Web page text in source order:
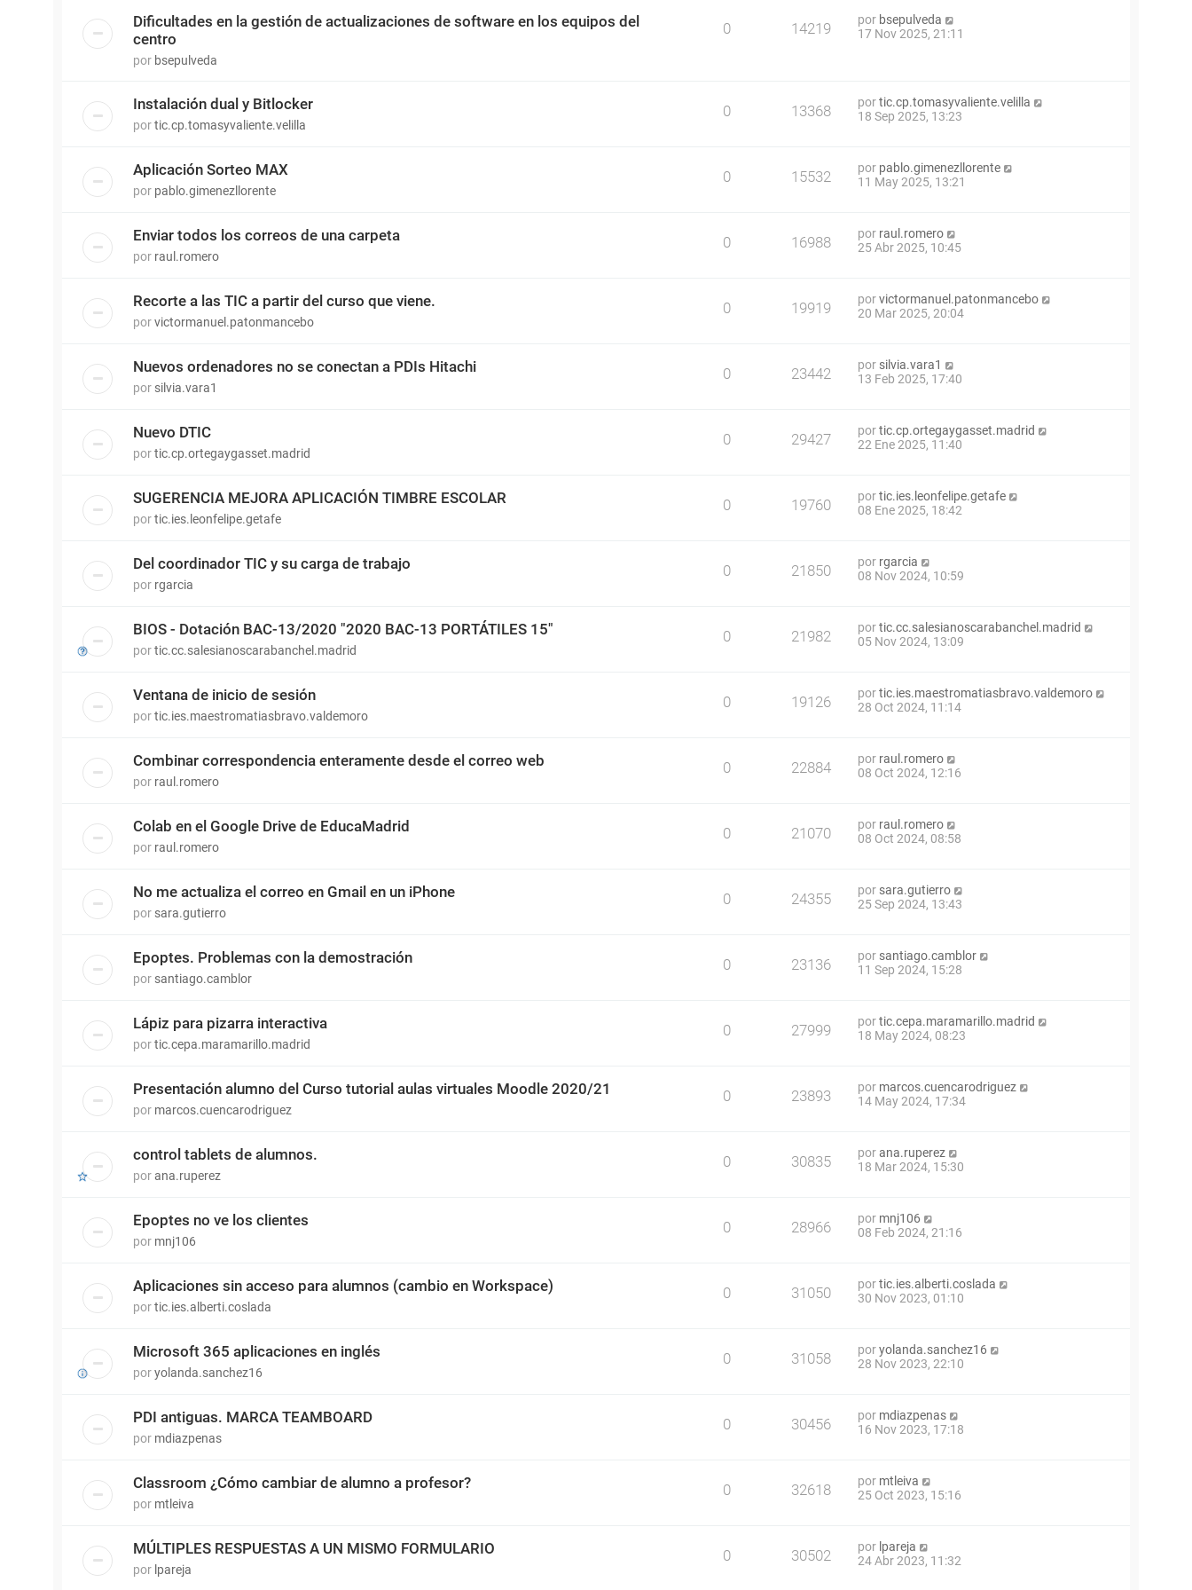
Dificultades en la gestión de actualizaciones de software en los equipos del
centro
por bsepulveda
0 14219 por bsepulveda
17 Nov 2025, 21:11
Instalación dual y Bitlocker
portic.cp.tomasyvaliente.velilla
0 13368 portic.cp.tomasyvaliente.velilla
18 Sep 2025, 13:23
Aplicación Sorteo MAX
por pablo.gimenezllorente
0 15532 por pablo.gimenezllorente
11 May 2025, 13:21
Enviar todos los correos de una carpeta
por raul.romero
0 16988 por raul.romero
25 Abr 2025, 10:45
Recorte a las TIC a partir del curso que viene.
porvictormanuel.patonmancebo
0 19919 porvictormanuel.patonmancebo
20 Mar 2025, 20:04
Nuevos ordenadores no se conectan a PDIs Hitachi
por silvia.vara1
0 23442 por silvia.vara1
13 Feb 2025, 17:40
Nuevo DTIC
portic.cp.ortegaygasset.madrid
0 29427 portic.cp.ortegaygasset.madrid
22 Ene 2025, 11:40
SUGERENCIA MEJORA APLICACIÓN TIMBRE ESCOLAR
portic.ies.leonfelipe.getafe
0 19760 portic.ies.leonfelipe.getafe
08 Ene 2025, 18:42
Del coordinador TIC y su carga de trabajo
por rgarcia
0 21850 por rgarcia
08 Nov 2024, 10:59
BIOS - Dotación BAC-13/2020 "2020 BAC-13 PORTÁTILES 15"
portic.cc.salesianoscarabanchel.madrid
0 21982 portic.cc.salesianoscarabanchel.madrid
05 Nov 2024, 13:09
Ventana de inicio de sesión
portic.ies.maestromatiasbravo.valdemoro
0 19126 portic.ies.maestromatiasbravo.valdemoro
28 Oct 2024, 11:14
Combinar correspondencia enteramente desde el correo web
por raul.romero
0 22884 por raul.romero
08 Oct 2024, 12:16
Colab en el Google Drive de EducaMadrid
por raul.romero
0 21070 por raul.romero
08 Oct 2024, 08:58
No me actualiza el correo en Gmail en un iPhone
por sara.gutierro
0 24355 por sara.gutierro
25 Sep 2024, 13:43
Epoptes. Problemas con la demostración
por santiago.camblor
0 23136 por santiago.camblor
11 Sep 2024, 15:28
Lápiz para pizarra interactiva
portic.cepa.maramarillo.madrid
0 27999 portic.cepa.maramarillo.madrid
18 May 2024, 08:23
Presentación alumno del Curso tutorial aulas virtuales Moodle 2020/21
por marcos.cuencarodriguez
0 23893 por marcos.cuencarodriguez
14 May 2024, 17:34
control tablets de alumnos.
porana.ruperez
0 30835 porana.ruperez
18 Mar 2024, 15:30
Epoptes no ve los clientes
por mnj106
0 28966 por mnj106
08 Feb 2024, 21:16
Aplicaciones sin acceso para alumnos (cambio en Workspace)
portic.ies.alberti.coslada
0 31050 portic.ies.alberti.coslada
30 Nov 2023, 01:10
Microsoft 365 aplicaciones en inglés
poryolanda.sanchez16
0 31058 poryolanda.sanchez16
28 Nov 2023, 22:10
PDI antiguas. MARCA TEAMBOARD
por mdiazpenas
0 30456 por mdiazpenas
16 Nov 2023, 17:18
Classroom ¿Cómo cambiar de alumno a profesor?
por mtleiva
0 32618 por mtleiva
25 Oct 2023, 15:16
MÚLTIPLES RESPUESTAS A UN MISMO FORMULARIO
por lpareja
0 30502 por lpareja
24 Abr 2023, 11:32